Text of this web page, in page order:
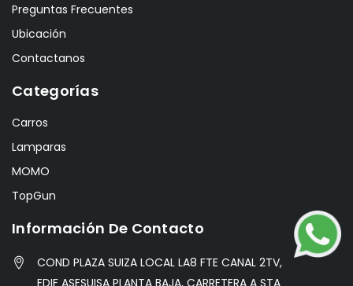
Preguntas Frecuentes
Ubicación
Contactanos
Categorías
Carros
Lamparas
MOMO
TopGun
Información De Contacto
COND PLAZA SUIZA LOCAL LA8 FTE CANAL 2TV,
EDIF ASESUISA PLANTA BAJA, CARRETERA A STA